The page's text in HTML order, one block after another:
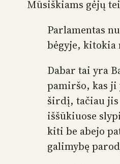
Mūsiškiams gėjų
Parlamentas
bėgyje,
Dabar tai yra
pamiršo, kas ji
širdį, tačiau
iššūkiuose
kiti be abejo
galimybę